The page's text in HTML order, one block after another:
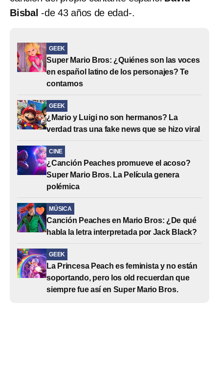
Bisbal -de 43 años de edad-.
GEEK
Super Mario Bros: ¿Quiénes son las voces
en español latino de los personajes? Te
contamos
GEEK
¿Mario y Luigi no son hermanos? La
verdad tras una fake news que se hizo viral
CINE
¿Canción Peaches promueve el acoso?
Super Mario Bros. La Película genera
polémica
MÚSICA
Canción Peaches en Mario Bros: ¿De qué
habla la letra interpretada por Jack Black?
GEEK
La Princesa Peach es feminista y no están
soportando, pero los old recuerdan que
siempre fue así en Super Mario Bros.